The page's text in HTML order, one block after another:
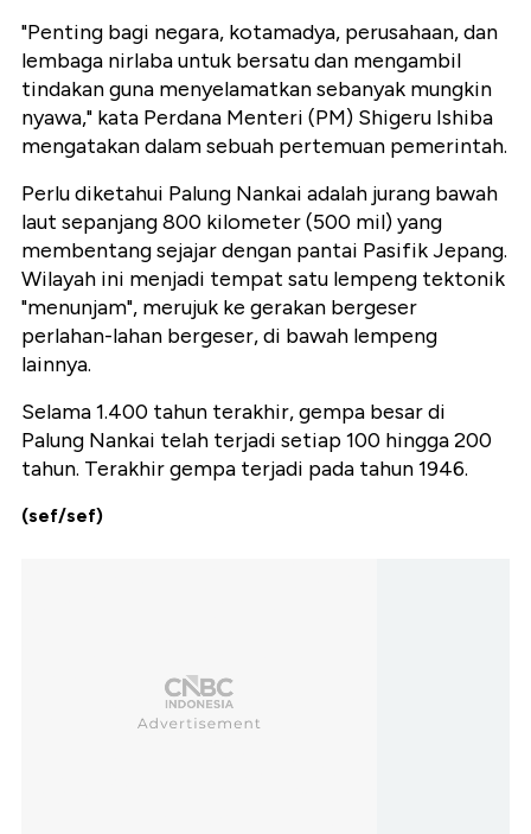
"Penting bagi negara, kotamadya, perusahaan, dan
lembaga nirlaba untuk bersatu dan mengambil
tindakan guna menyelamatkan sebanyak mungkin
nyawa," kata Perdana Menteri (PM) Shigeru Ishiba
mengatakan dalam sebuah pertemuan pemerintah.
Perlu diketahui Palung Nankai adalah jurang bawah
laut sepanjang 800 kilometer (500 mil) yang
membentang sejajar dengan pantai Pasifik Jepang.
Wilayah ini menjadi tempat satu lempeng tektonik
"menunjam", merujuk ke gerakan bergeser
perlahan-lahan bergeser, di bawah lempeng
lainnya.
Selama 1.400 tahun terakhir, gempa besar di
Palung Nankai telah terjadi setiap 100 hingga 200
tahun. Terakhir gempa terjadi pada tahun 1946.
(sef/sef)